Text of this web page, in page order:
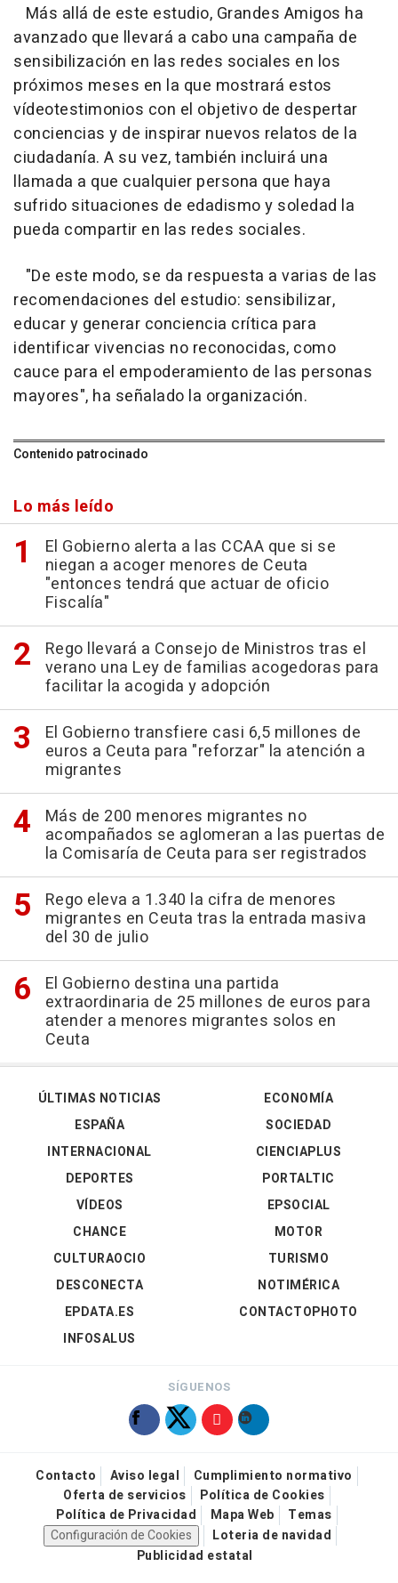
Más allá de este estudio, Grandes Amigos ha
avanzado que llevará a cabo una campaña de
sensibilización en las redes sociales en los
próximos meses en la que mostrará estos
vídeotestimonios con el objetivo de despertar
conciencias y de inspirar nuevos relatos de la
ciudadanía. A su vez, también incluirá una
llamada a que cualquier persona que haya
sufrido situaciones de edadismo y soledad la
pueda compartir en las redes sociales.
"De este modo, se da respuesta a varias de las
recomendaciones del estudio: sensibilizar,
educar y generar conciencia crítica para
identificar vivencias no reconocidas, como
cauce para el empoderamiento de las personas
mayores", ha señalado la organización.
Contenido patrocinado
Lo más leído
El Gobierno alerta a las CCAA que si se
niegan a acoger menores de Ceuta
"entonces tendrá que actuar de oficio
Fiscalía"
Rego llevará a Consejo de Ministros tras el
verano una Ley de familias acogedoras para
facilitar la acogida y adopción
El Gobierno transfiere casi 6,5 millones de
euros a Ceuta para "reforzar" la atención a
migrantes
Más de 200 menores migrantes no
acompañados se aglomeran a las puertas de
la Comisaría de Ceuta para ser registrados
Rego eleva a 1.340 la cifra de menores
migrantes en Ceuta tras la entrada masiva
del 30 de julio
El Gobierno destina una partida
extraordinaria de 25 millones de euros para
atender a menores migrantes solos en
Ceuta
ÚLTIMAS NOTICIAS
ESPAÑA
INTERNACIONAL
DEPORTES
VÍDEOS
ECONOMÍA
SOCIEDAD
CIENCIAPLUS
PORTALTIC
EPSOCIAL
CHANCE
CULTURAOCIO
DESCONECTA
EPDATA.ES
INFOSALUS
MOTOR
TURISMO
NOTIMÉRICA
CONTACTOPHOTO
SÍGUENOS
Contacto Aviso legal
Cumplimiento normativo
Oferta de servicios
Política de Cookies
Política de Privacidad
Mapa Web
Temas
Configuración de Cookies
Loteria de navidad
Publicidad estatal